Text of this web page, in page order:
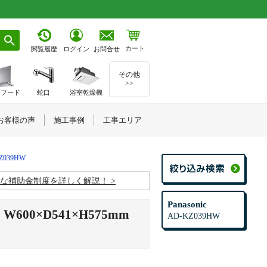
Panasonic
AD-KZ039HW
閲覧履歴 ログイン お問合せ カート
補助金制度を詳しく解説！
ード 蛇口 浴室乾燥機
その他
>>
客様の声 施工事例 工事エリア